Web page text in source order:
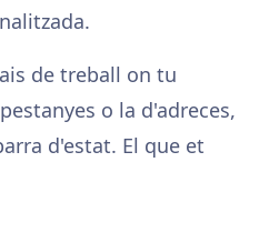
de treball on tu
o la d'adreces,
d'estat. El que et